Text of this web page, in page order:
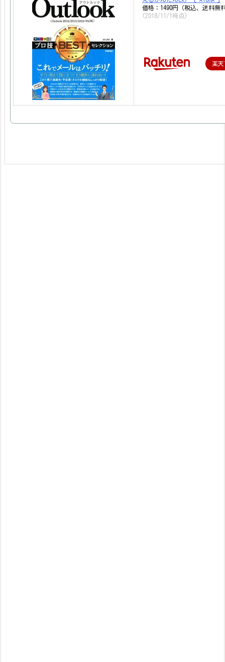
価格：1490円（税込、送料無
(2018/11/1時点)
楽天